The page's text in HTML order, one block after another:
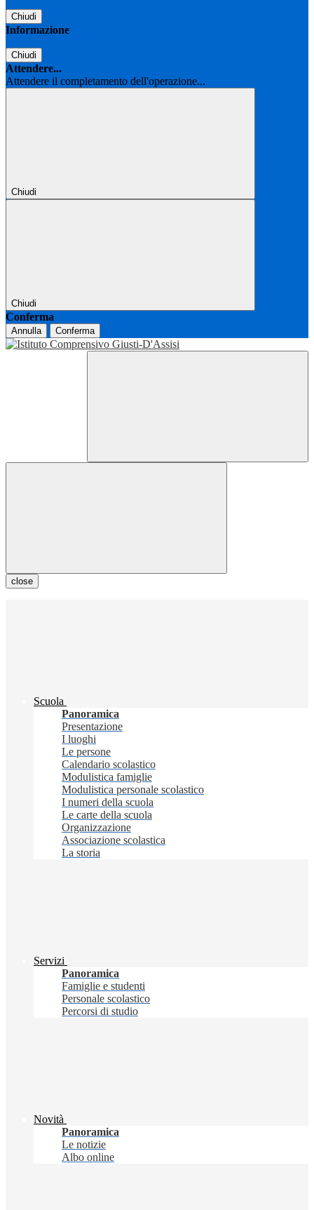
Chiudi
Informazione
Chiudi
Attendere...
Attendere il completamento dell'operazione...
Chiudi
Chiudi
Conferma
Annulla Conferma
close
Scuola
Panoramica
Presentazione
I luoghi
Le persone
Calendario scolastico
Modulistica famiglie
Modulistica personale scolastico
I numeri della scuola
Le carte della scuola
Organizzazione
Associazione scolastica
La storia
Servizi
Panoramica
Famiglie e studenti
Personale scolastico
Percorsi di studio
Novità
Panoramica
Le notizie
Albo online